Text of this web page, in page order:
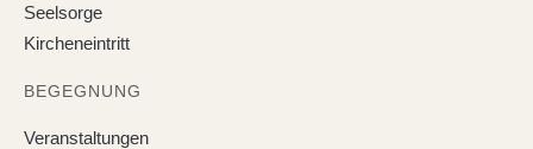
Seelsorge
Kircheneintritt
BEGEGNUNG
Veranstaltungen